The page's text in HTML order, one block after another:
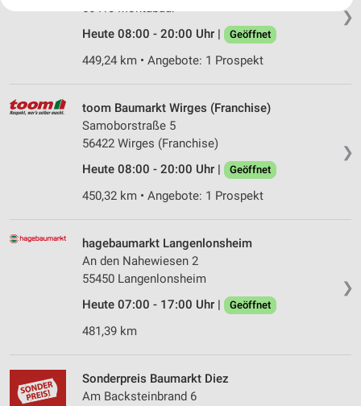
❯
56410 Montabaur
Heute 08:00 - 20:00 Uhr |
Geöffnet
449,24 km • Angebote: 1 Prospekt
❯
toom Baumarkt Wirges (Franchise)
Samoborstraße 5
56422 Wirges (Franchise)
Heute 08:00 - 20:00 Uhr |
Geöffnet
450,32 km • Angebote: 1 Prospekt
❯
hagebaumarkt Langenlonsheim
An den Nahewiesen 2
55450 Langenlonsheim
Heute 07:00 - 17:00 Uhr |
Geöffnet
481,39 km
Sonderpreis Baumarkt Diez
Am Backsteinbrand 6
Website/App.
Partnerliste anzeigen (1 IAB-Anbieter)
Wir nutzen Ihre Daten für folgende Zwecke:
Speichern von oder Zugriff auf Informationen
auf einem Endgerät
Verwendung reduzierter Daten zur Auswahl von
Werbeanzeigen
Erstellung von Profilen für personalisierte
Verwendung von Profilen zur Auswahl
personalisierter Werbung
Erstellung von Profilen zur Personalisierung
von Inhalten
Verwendung von Profilen zur Auswahl
Messung der Werbeleistung